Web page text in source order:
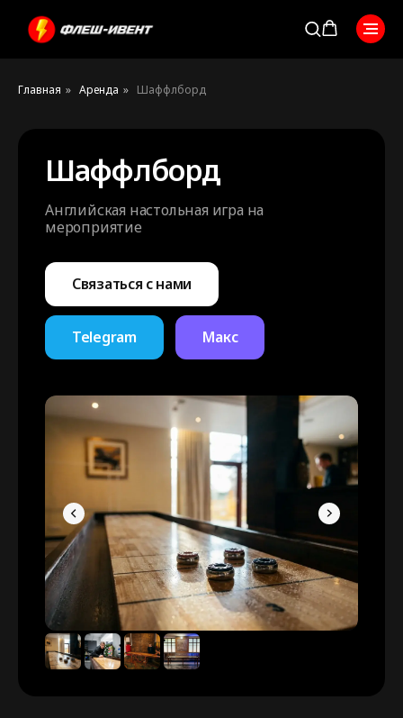
Главная » Аренда » Шаффлборд
Шаффлборд
Английская настольная игра на
мероприятие
Связаться с нами
Telegram Макс